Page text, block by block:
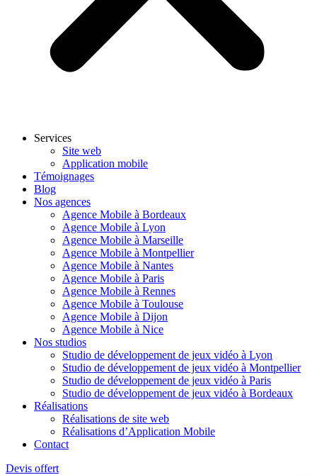
Services
Site web
Application mobile
Témoignages
Blog
Nos agences
Agence Mobile à Bordeaux
Agence Mobile à Lyon
Agence Mobile à Marseille
Agence Mobile à Montpellier
Agence Mobile à Nantes
Agence Mobile à Paris
Agence Mobile à Rennes
Agence Mobile à Toulouse
Agence Mobile à Dijon
Agence Mobile à Nice
Nos studios
Studio de développement de jeux vidéo à Lyon
Studio de développement de jeux vidéo à Montpellier
Studio de développement de jeux vidéo à Paris
Studio de développement de jeux vidéo à Bordeaux
Réalisations
Réalisations de site web
Réalisations d’Application Mobile
Contact
Devis offert